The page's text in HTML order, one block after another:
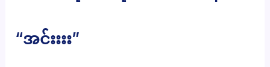
“အင်းးးး”